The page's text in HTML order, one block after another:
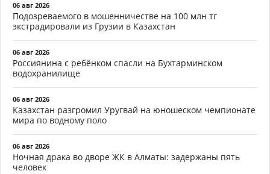
06 авг 2026
Подозреваемого в мошенничестве на 100 млн тг
экстрадировали из Грузии в Казахстан
06 авг 2026
Россиянина с ребёнком спасли на Бухтарминском
водохранилище
06 авг 2026
Казахстан разгромил Уругвай на юношеском чемпионате
мира по водному поло
06 авг 2026
Ночная драка во дворе ЖК в Алматы: задержаны пять
человек